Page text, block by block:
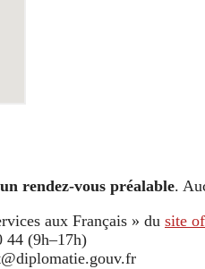
un rendez-vous préalable.
aux Français » du site
44 (9h–17h)